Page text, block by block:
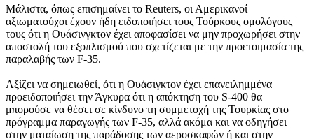
Μάλιστα, όπως επισημαίνει το Reuters, οι Αμερικανοί
αξιωματούχοι έχουν ήδη ειδοποιήσει τους Τούρκους ομολόγους
τους ότι η Ουάσινγκτον έχει αποφασίσει να μην προχωρήσει στην
αποστολή του εξοπλισμού που σχετίζεται με την προετοιμασία της
παραλαβής των F-35.
Αξίζει να σημειωθεί, ότι η Ουάσιγκτον έχει επανειλημμένα
προειδοποιήσει την Άγκυρα ότι η απόκτηση του S-400 θα
μπορούσε να θέσει σε κίνδυνο τη συμμετοχή της Τουρκίας στο
πρόγραμμα παραγωγής των F-35, αλλά ακόμα και να οδηγήσει
στην ματαίωση της παράδοσης των αεροσκαφών ή και στην